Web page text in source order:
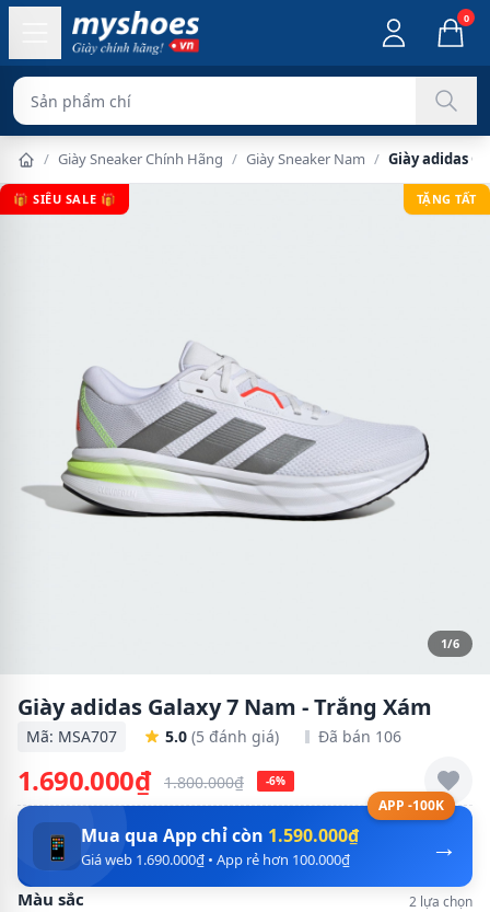
0
Sản phẩm chính hãng
/ Giày Sneaker Chính Hãng / Giày Sneaker Nam / Giày adidas
🎁 SIÊU SALE 🎁 TẶNG TẤT
1/6
Giày adidas Galaxy 7 Nam - Trắng Xám
Mã: MSA707 5.0 (5 đánh giá) Đã bán 106
1.690.000₫ 1.800.000₫ -6%
APP -100K
→
📱 Mua qua App chỉ còn 1.590.000₫
Giá web 1.690.000₫ • App rẻ hơn 100.000₫
Màu sắc 2 lựa chọn